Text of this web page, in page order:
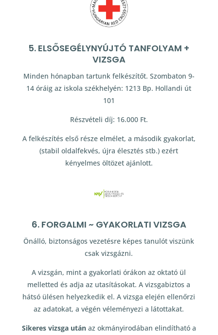
5. ELSŐSEGÉLYNYÚJTÓ TANFOLYAM +
VIZSGA
Minden hónapban tartunk felkészítőt. Szombaton 9-
14 óráig az iskola székhelyén: 1213 Bp. Hollandi út
101
Részvételi díj: 16.000 Ft.
A felkészítés első része elmélet, a második gyakorlat,
(stabil oldalfekvés, újra élesztés stb.) ezért
kényelmes öltözet ajánlott.
6. FORGALMI ~ GYAKORLATI VIZSGA
Önálló, biztonságos vezetésre képes tanulót viszünk
csak vizsgázni.
A vizsgán, mint a gyakorlati órákon az oktató ül
melletted és adja az utasításokat. A vizsgabiztos a
hátsó ülésen helyezkedik el. A vizsga elején ellenőrzi
az adatokat, a végén véleményezi a látottakat.
Sikeres vizsga utánaz okmányirodában elindítható a